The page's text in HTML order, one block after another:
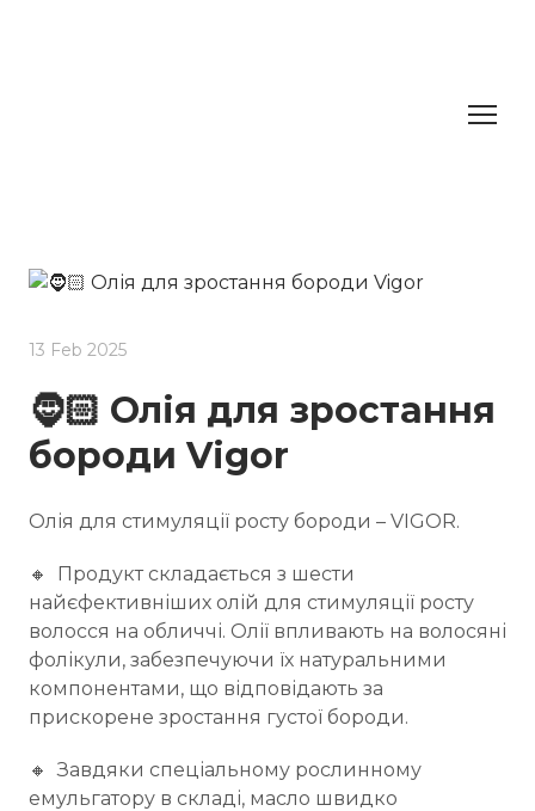
13 Feb 2025
🧔🏻 Олія для зростання
бороди Vigor
Олія для стимуляції росту бороди – VIGOR.
🔸 Продукт складається з шести
найєфективніших олій для стимуляції росту
волосся на обличчі. Олії впливають на волосяні
фолікули, забезпечуючи їх натуральними
компонентами, що відповідають за
прискорене зростання густої бороди.
🔸 Завдяки спеціальному рослинному
емульгатору в складі, масло швидко